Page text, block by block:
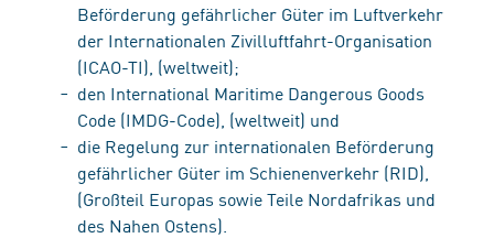
Beförderung gefährlicher Güter im Luftverkehr
der Internationalen Zivilluftfahrt-Organisation
(ICAO-TI), (weltweit);
den International Maritime Dangerous Goods
Code (IMDG-Code), (weltweit) und
die Regelung zur internationalen Beförderung
gefährlicher Güter im Schienenverkehr (RID),
(Großteil Europas sowie Teile Nordafrikas und
des Nahen Ostens).